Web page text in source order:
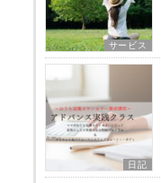
サービス
日記